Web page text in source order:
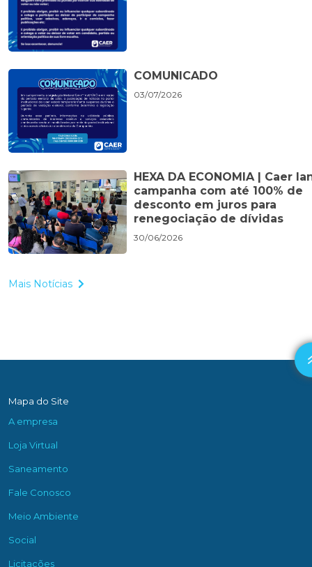
COMUNICADO
03/07/2026
HEXA DA ECONOMIA | Caer
campanha com até 100% de
desconto em juros para
renegociação de dívidas
30/06/2026
Mais Notícias
Mapa do Site
A empresa
Loja Virtual
Saneamento
Fale Conosco
Meio Ambiente
Social
Licitações